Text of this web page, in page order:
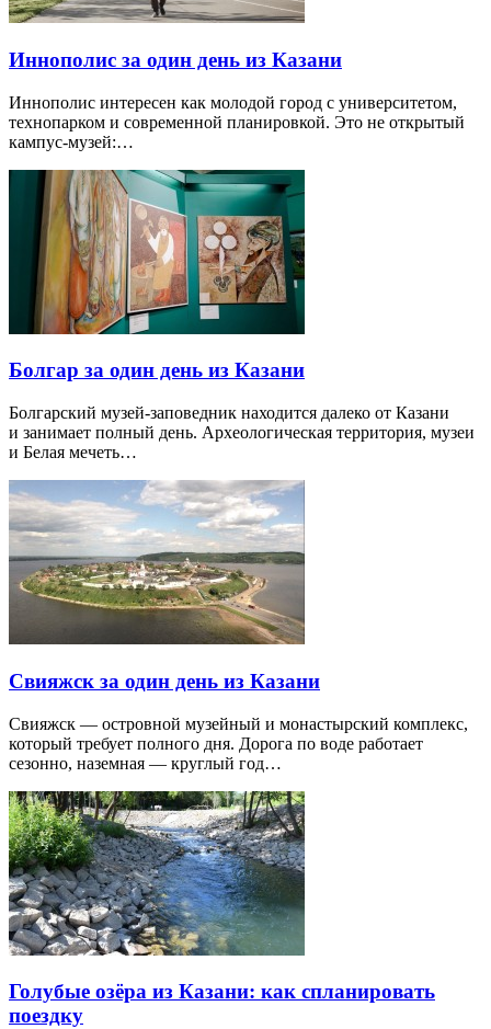
Иннополис за один день из Казани
Иннополис интересен как молодой город с университетом,
технопарком и современной планировкой. Это не открытый
кампус-музей:…
Болгар за один день из Казани
Болгарский музей-заповедник находится далеко от Казани
и занимает полный день. Археологическая территория, музеи
и Белая мечеть…
Свияжск за один день из Казани
Свияжск — островной музейный и монастырский комплекс,
который требует полного дня. Дорога по воде работает
сезонно, наземная — круглый год…
Голубые озёра из Казани: как спланировать
поездку